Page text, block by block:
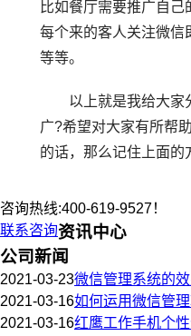
比如餐厅需要推广自
每个来的客人关注微信
等等。
以上就是我给大家
广?希望对大家有所帮
的话，那么记住上面的
咨询热线:400-619-9527！
联系咨询资讯中心
公司新闻
2021-03-23微信管理系统的
2021-03-16如何运用微信管
2021-03-16红鹰工作手机个